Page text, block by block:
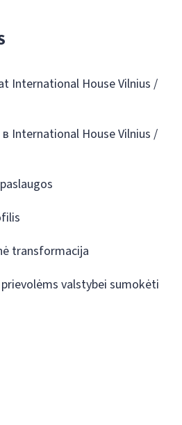
International House Vilnius /
International House Vilnius /
transformacija
valstybei sumokėti